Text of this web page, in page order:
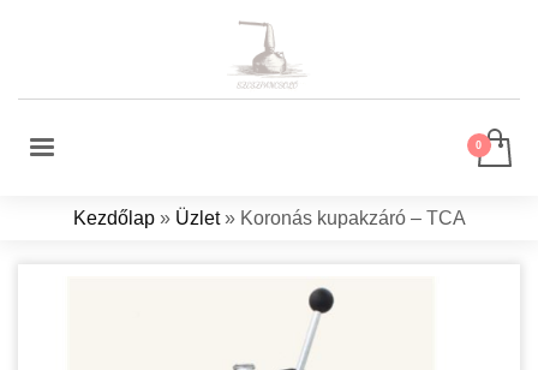
Kezdőlap» Üzlet» Koronás kupakzáró – TCA